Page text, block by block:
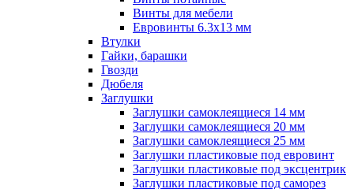
Винты для мебели
Евровинты 6.3х13 мм
Втулки
Гайки, барашки
Гвозди
Дюбеля
Заглушки
Заглушки самоклеящиеся 14 мм
Заглушки самоклеящиеся 20 мм
Заглушки самоклеящиеся 25 мм
Заглушки пластиковые под евровинт
Заглушки пластиковые под эксцентрик
Заглушки пластиковые под саморез